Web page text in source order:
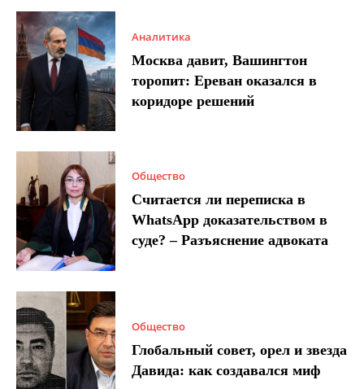
Аналитика
Москва давит, Вашингтон
торопит: Ереван оказался в
коридоре решений
Общество
Считается ли переписка в
WhatsApp доказательством в
суде? – Разъяснение адвоката
Общество
Глобальный совет, орел и звезда
Давида: как создавался миф